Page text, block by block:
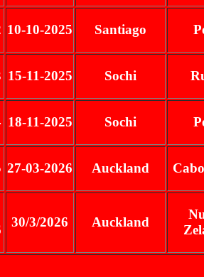
10-10-2025 Santiago
15-11-2025 Sochi
18-11-2025 Sochi
27-03-2026 Auckland
30/3/2026 Auckland